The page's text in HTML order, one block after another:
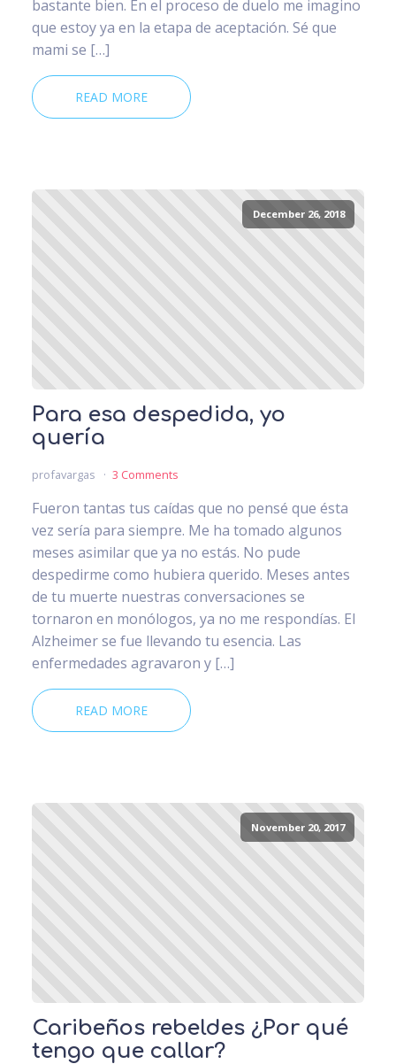
bastante bien. En el proceso de duelo me imagino
que estoy ya en la etapa de aceptación. Sé que
mami se […]
READ MORE
December 26, 2018
Para esa despedida, yo
quería
profavargas 3 Comments
Fueron tantas tus caídas que no pensé que ésta
vez sería para siempre. Me ha tomado algunos
meses asimilar que ya no estás. No pude
despedirme como hubiera querido. Meses antes
de tu muerte nuestras conversaciones se
tornaron en monólogos, ya no me respondías. El
Alzheimer se fue llevando tu esencia. Las
enfermedades agravaron y […]
READ MORE
November 20, 2017
Caribeños rebeldes ¿Por qué
tengo que callar?